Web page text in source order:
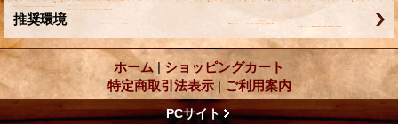
推奨環境
ホーム | ショッピングカート
特定商取引法表示 | ご利用案内
PCサイト